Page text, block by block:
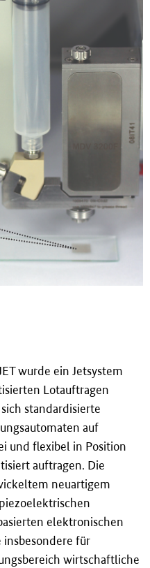
wurde ein Jetsystem
Lotauftragen
standardisierte
auf
und flexibel in Position
auftragen. Die
neuartigem
elektronischen
insbesondere für
wirtschaftliche